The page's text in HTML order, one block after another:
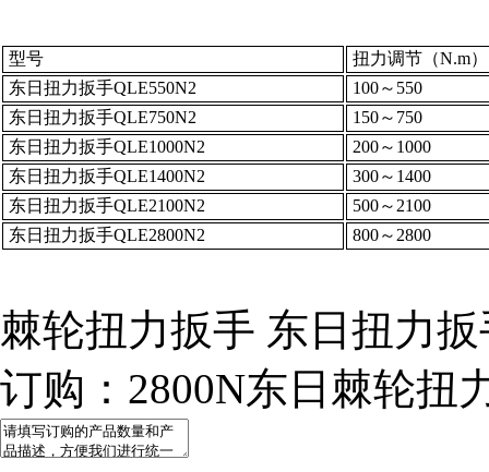
型号
扭力调节（N.m）
东日扭力扳手QLE550N2
100～550
东日扭力扳手QLE750N2
150～750
东日扭力扳手QLE1000N2
200～1000
东日扭力扳手QLE1400N2
300～1400
东日扭力扳手QLE2100N2
500～2100
东日扭力扳手QLE2800N2
800～2800
棘轮扭力扳手 东日扭力
订购：2800N东日棘轮扭